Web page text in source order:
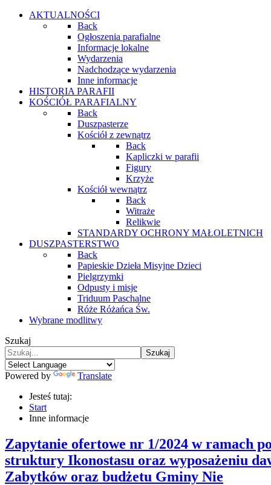
AKTUALNOŚCI
Back
Ogłoszenia parafialne
Informacje lokalne
Wydarzenia
Nadchodzące wydarzenia
Inne informacje
HISTORIA PARAFII
KOŚCIÓŁ PARAFIALNY
Back
Duszpasterze
Kościół z zewnątrz
Back
Kapliczki w parafii
Figury
Krzyże
Kościół wewnątrz
Back
Witraże
Relikwie
STANDARDY OCHRONY MAŁOLETNICH
DUSZPASTERSTWO
Back
Papieskie Dzieła Misyjne Dzieci
Pielgrzymki
Odpusty i misje
Triduum Paschalne
Róże Różańca Św.
Wybrane modlitwy
Szukaj
Szukaj
Powered by
Translate
Jesteś tutaj:
Start
Inne informacje
Zapytanie ofertowe nr 1/2024 w ramach
struktury Ikonostasu oraz wyposażeniu
Zabytków oraz budżetu Gminy Nie